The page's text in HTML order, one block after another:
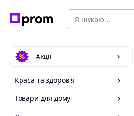
Акції
Краса та здоров'я
Товари для дому